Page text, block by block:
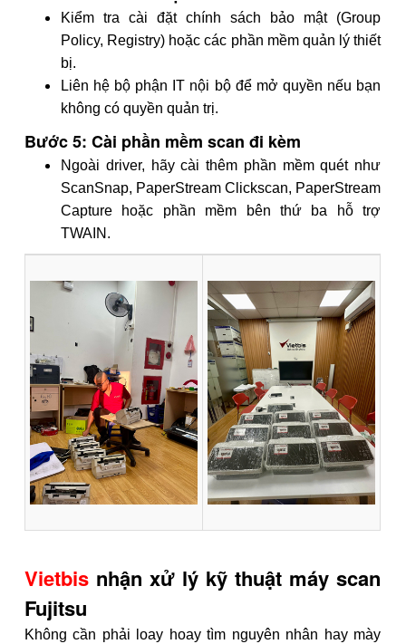
Kiểm tra cài đặt chính sách bảo mật (Group
Policy, Registry) hoặc các phần mềm quản lý thiết
bị.
Liên hệ bộ phận IT nội bộ để mở quyền nếu bạn
không có quyền quản trị.
Bước 5: Cài phần mềm scan đi kèm
Ngoài driver, hãy cài thêm phần mềm quét như
ScanSnap, PaperStream Clickscan, PaperStream
Capture hoặc phần mềm bên thứ ba hỗ trợ
TWAIN.
Vietbis nhận xử lý kỹ thuật máy scan
Fujitsu
Không cần phải loay hoay tìm nguyên nhân hay mày